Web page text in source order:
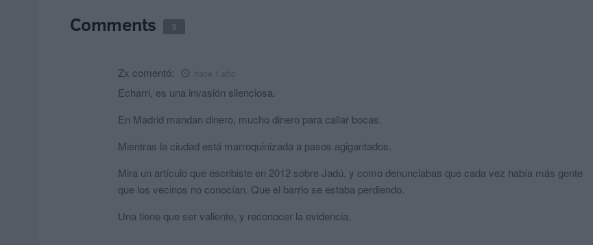
Comments 3
Zx comentó: hace 1 año
Echarri, es una invasión silenciosa.
En Madrid mandan dinero, mucho dinero para callar bocas.
Mientras la ciudad está marroquinizada a pasos agigantados.
Mira un artículo que escribiste en 2012 sobre Jadú, y como denunciabas que cada vez había más gente
que los vecinos no conocían. Que el barrio se estaba perdiendo.
Una tiene que ser valiente, y reconocer la evidencia.